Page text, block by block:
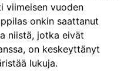
viimeisen vuoden
onkin saattanut
niistä, jotka eivät
on keskeyttänyt
lukuja.